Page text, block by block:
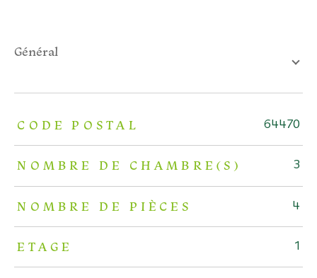
général
TRAD_ZEPHYR_Caracteristique TRAD_ZEPHYR_Valeurs
CODE POSTAL 64470
NOMBRE DE CHAMBRE(S) 3
NOMBRE DE PIÈCES 4
ETAGE 1